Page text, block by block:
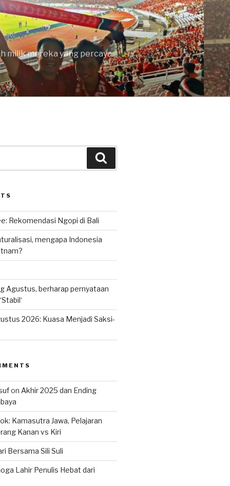
milik mereka yang percaya
Rekomendasi Ngopi di Bali
mengapa Indonesia
Agustus, berharap pernyataan
2026: Kuasa Menjadi Saksi-
on Akhir 2025 dan Ending
Kamasutra Jawa, Pelajaran
Kanan vs Kiri
Bersama Sili Suli
Lahir Penulis Hebat dari